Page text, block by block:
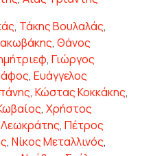
, Τάκης Βουλαλάς,
, Θάνος
, Γιώργος
, Ευάγγελος
, Κώστας Κοκκάκης,
, Χρήστος
, Πέτρος
, Νίκος Μεταλλινός,